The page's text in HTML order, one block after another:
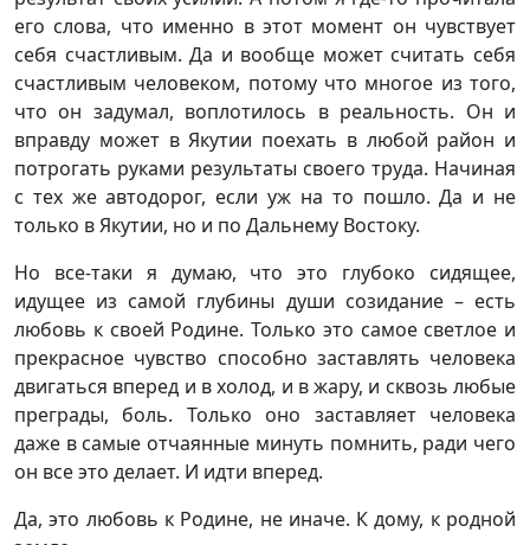
его слова, что именно в этот момент он чувствует
себя счастливым. Да и вообще может считать себя
счастливым человеком, потому что многое из того,
что он задумал, воплотилось в реальность. Он и
вправду может в Якутии поехать в любой район и
потрогать руками результаты своего труда. Начиная
с тех же автодорог, если уж на то пошло. Да и не
только в Якутии, но и по Дальнему Востоку.
Но все-таки я думаю, что это глубоко сидящее,
идущее из самой глубины души созидание – есть
любовь к своей Родине. Только это самое светлое и
прекрасное чувство способно заставлять человека
двигаться вперед и в холод, и в жару, и сквозь любые
преграды, боль. Только оно заставляет человека
даже в самые отчаянные минуть помнить, ради чего
он все это делает. И идти вперед.
Да, это любовь к Родине, не иначе. К дому, к родной